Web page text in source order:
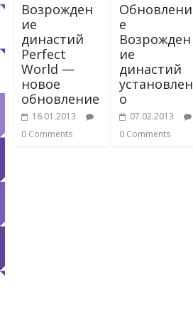
Возрожден
ие
династий
Perfect
World —
новое
обновление
16.01.2013
0 Comments
Обновлени
е
Возрожден
ие
династий
установлен
о
07.02.2013
0 Comments